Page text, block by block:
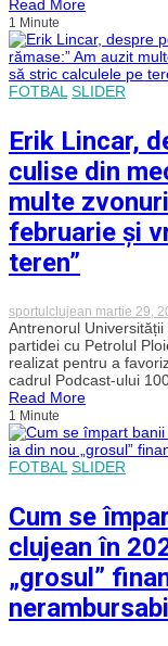
Read More
1 Minute
FOTBAL SLIDER
Erik Lincar,
culise din
multe
februarie și
teren”
sportulclujean martie 29,
Antrenorul
partidei cu Petrolul
realizat pentru a
cadrul Podcast-ului
Read More
1 Minute
FOTBAL SLIDER
Cum se
clujean în
„grosul”